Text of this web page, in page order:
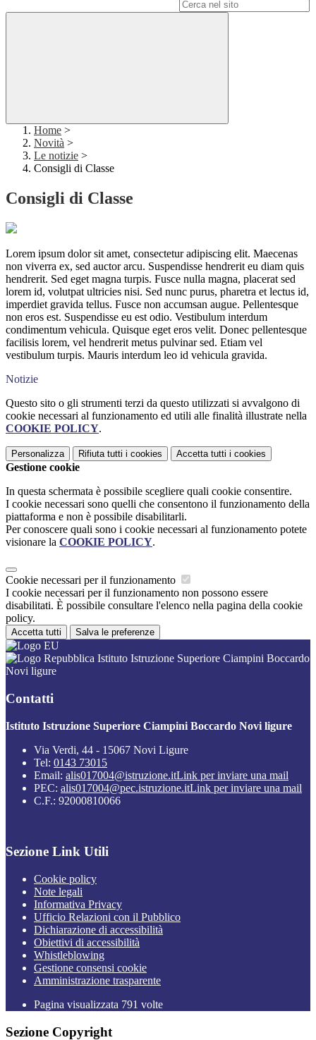
Home >
Novità >
Le notizie >
Consigli di Classe
Consigli di Classe
Lorem ipsum dolor sit amet, consectetur adipiscing elit. Maecenas
non viverra ex, sed auctor arcu. Suspendisse hendrerit eu diam quis
hendrerit. Sed eget magna turpis. Fusce nulla magna, placerat sed
lorem id, volutpat ultricies nisi. Sed nunc purus, pharetra et lectus id,
imperdiet gravida tellus. Fusce non accumsan augue. Pellentesque
non eros est. Suspendisse eu est odio. Vestibulum interdum
condimentum vehicula. Quisque eget eros velit. Donec pellentesque
facilisis lorem, vel hendrerit metus pulvinar sed. Etiam vel
vestibulum turpis. Mauris interdum leo id vehicula gravida.
Notizie
Questo sito o gli strumenti terzi da questo utilizzati si avvalgono di
cookie necessari al funzionamento ed utili alle finalità illustrate nella
COOKIE POLICY.
Personalizza Rifiuta tutti i cookies Accetta tutti i cookies
Gestione cookie
In questa schermata è possibile scegliere quali cookie consentire.
I cookie necessari sono quelli che consentono il funzionamento della
piattaforma e non è possibile disabilitarli.
Per conoscere quali sono i cookie necessari al funzionamento potete
visionare la COOKIE POLICY.
Cookie necessari per il funzionamento
I cookie necessari per il funzionamento non possono essere
disabilitati. È possibile consultare l'elenco nella pagina della cookie
policy.
Accetta tutti Salva le preferenze
Istituto Istruzione Superiore Ciampini Boccardo
Novi ligure
Contatti
Istituto Istruzione Superiore Ciampini Boccardo Novi ligure
Via Verdi, 44 - 15067 Novi Ligure
Tel: 0143 73015
Email: alis017004@istruzione.itLink per inviare una mail
PEC: alis017004@pec.istruzione.itLink per inviare una mail
C.F.: 92000810066
Sezione Link Utili
Cookie policy
Note legali
Informativa Privacy
Ufficio Relazioni con il Pubblico
Dichiarazione di accessibilità
Obiettivi di accessibilità
Whistleblowing
Gestione consensi cookie
Amministrazione trasparente
Pagina visualizzata 791 volte
Sezione Copyright